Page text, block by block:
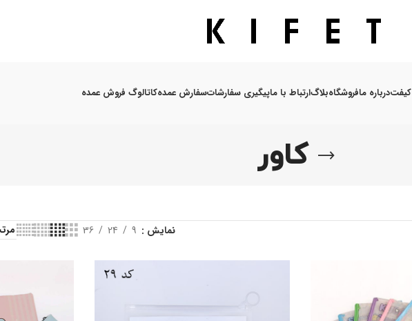
کیفتدرباره مافروشگاهبلاگارتباط با ماپیگیری سفارشاتسفارش عمدهکاتالوگ فروش عمده
کاور
نمایش 9
24
36